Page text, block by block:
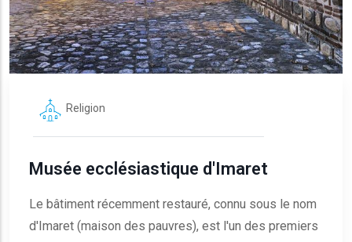
Religion
Musée ecclésiastique d'Imaret
Le bâtiment récemment restauré, connu sous le nom
d'Imaret (maison des pauvres), est l'un des premiers